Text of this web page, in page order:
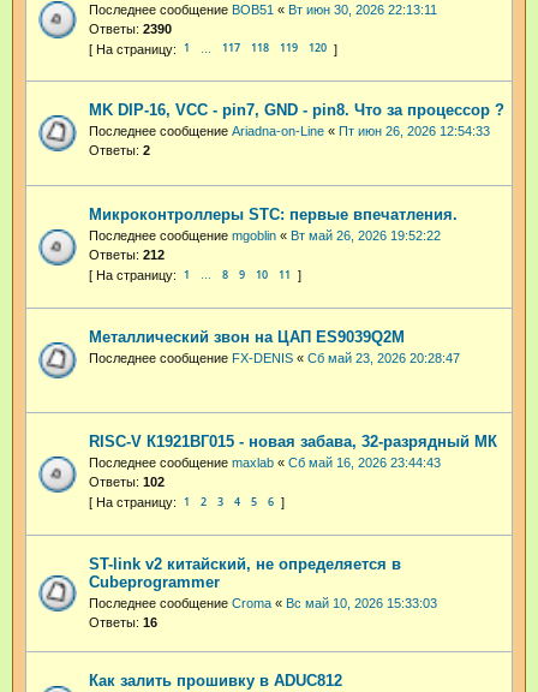
Последнее сообщение BOB51 « Вт июн 30, 2026 22:13:11
Ответы: 2390
1 117 118 119 120
MK DIP-16, VCC - pin7, GND - pin8. Что за процессор ?
Последнее сообщение Ariadna-on-Line « Пт июн 26, 2026 12:54:33
Ответы: 2
Микроконтроллеры STC: первые впечатления.
Последнее сообщение mgoblin « Вт май 26, 2026 19:52:22
Ответы: 212
1 … 8 9 10 11
Металлический звон на ЦАП ES9039Q2M
Последнее сообщение FX-DENIS « Сб май 23, 2026 20:28:47
RISC-V К1921ВГ015 - новая забава, 32-разрядный МК
Последнее сообщение maxlab « Сб май 16, 2026 23:44:43
Ответы: 102
1 2 3 4 5 6
ST-link v2 китайский, не определяется в
Cubeprogrammer
Последнее сообщение Croma « Вс май 10, 2026 15:33:03
Ответы: 16
Как залить прошивку в ADUC812